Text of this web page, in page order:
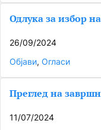
Одлука за избор
26/09/2024
Објави, Огласи
Преглед на
11/07/2024